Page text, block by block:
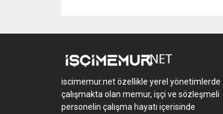
iscimemur.net özellikle yerel yönetimlerde
çalışmakta olan memur, işçi ve sözleşmeli
personelin çalışma hayatı içerisinde